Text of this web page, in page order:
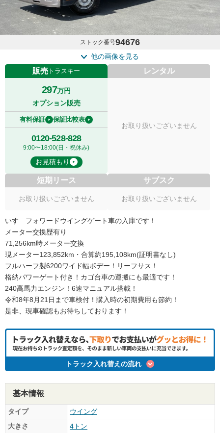
ストック番号94676
他の画像を見る
販売 トラスキー
297万円
オプション販売
有料保証 保証比較表
0120-528-828
9:00〜18:00(日・祝休み)
お見積もり
レンタル
お取り扱いございません
短期リース
お取り扱いございません
サブスク
お取り扱いございません
いすゞフォワードウイングゲート車の入庫です！
メーター交換歴有り
71,256km時メーター交換
現メーター123,852km・合算約195,108km(証明書なし)
フルハーフ製6200ワイド幅ボデー！リーフサス！
格納パワーゲート付き！カゴ台車の運搬にも最適です！
240高馬力エンジン！6速マニュアル搭載！
令和8年8月21日まで車検付！購入時の初期費用も節約！
是非、現車確認もお待ちしております！
トラック入れ替えの流れ
基本情報
タイプ
ウイング
大きさ
4トン